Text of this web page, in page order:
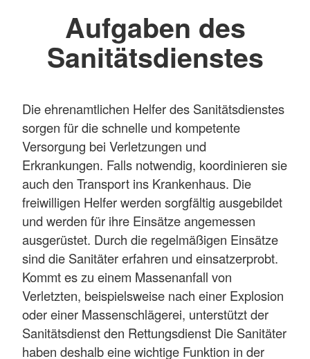
Aufgaben des
Sanitätsdienstes
Die ehrenamtlichen Helfer des Sanitätsdienstes
sorgen für die schnelle und kompetente
Versorgung bei Verletzungen und
Erkrankungen. Falls notwendig, koordinieren sie
auch den Transport ins Krankenhaus. Die
freiwilligen Helfer werden sorgfältig ausgebildet
und werden für ihre Einsätze angemessen
ausgerüstet. Durch die regelmäßigen Einsätze
sind die Sanitäter erfahren und einsatzerprobt.
Kommt es zu einem Massenanfall von
Verletzten, beispielsweise nach einer Explosion
oder einer Massenschlägerei, unterstützt der
Sanitätsdienst den Rettungsdienst Die Sanitäter
haben deshalb eine wichtige Funktion in der